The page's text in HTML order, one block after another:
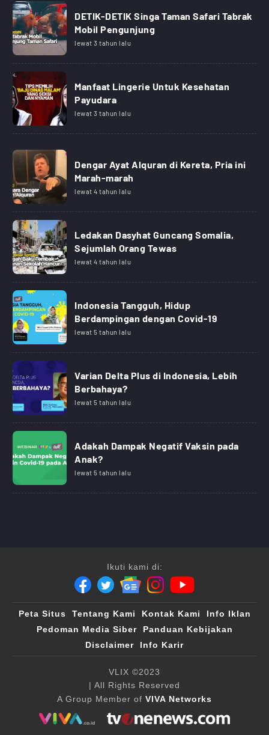
DETIK-DETIK Singa Taman Safari Tabrak
Mobil Pengunjung
lewat 3 tahun lalu
Manfaat Lingerie Untuk Kesehatan
Payudara
lewat 3 tahun lalu
Dengar Ayat Alquran di Kereta, Pria ini
Marah-marah
lewat 4 tahun lalu
Ledakan Dasyhat Guncang Somalia,
Sejumlah Orang Tewas
lewat 4 tahun lalu
Indonesia Tangguh, Hidup
Berdampingan dengan Covid-19
lewat 5 tahun lalu
Varian Delta Plus di Indonesia, Lebih
Berbahaya?
lewat 5 tahun lalu
Adakah Dampak Negatif Vaksin pada
Anak?
lewat 5 tahun lalu
Ikuti kami di:
Peta Situs Tentang Kami Kontak Kami
Info Iklan
Pedoman Media Siber
Panduan Kebijakan
Disclaimer
Info Karir
VLIX ©2023
| All Rights Reserved
A Group Member of VIVA Networks